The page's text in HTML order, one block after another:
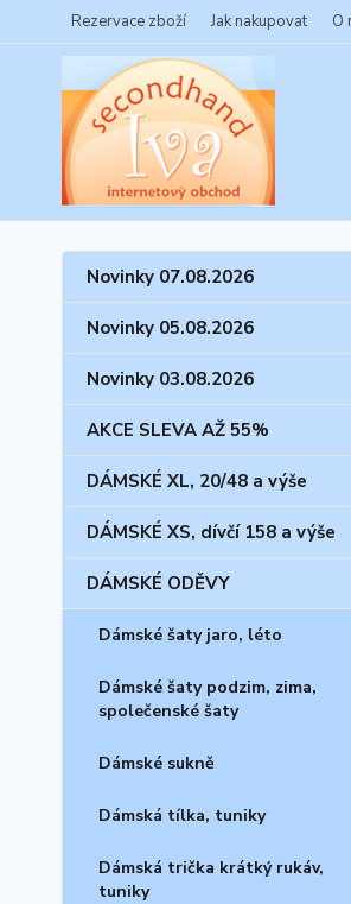
Rezervace zboží Jak nakupovat O
Novinky 07.08.2026
Novinky 05.08.2026
Novinky 03.08.2026
AKCE SLEVA AŽ 55%
DÁMSKÉ XL, 20/48 a výše
DÁMSKÉ XS, dívčí 158 a výše
DÁMSKÉ ODĚVY
Dámské šaty jaro, léto
Dámské šaty podzim, zima,
společenské šaty
Dámské sukně
Dámská tílka, tuniky
Dámská trička krátký rukáv,
tuniky